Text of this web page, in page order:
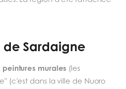
de Sardaigne
peintures murales (les
(c'est dans la ville de Nuoro